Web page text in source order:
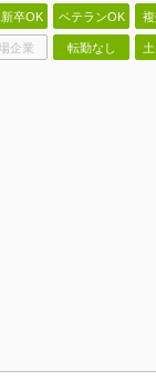
卒OK ベテランOK
企業 転勤なし